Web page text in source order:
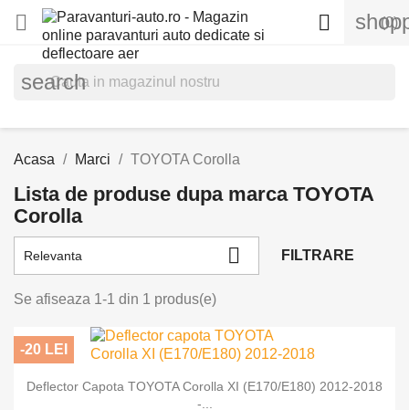
 (0)

search
Acasa Marci TOYOTA Corolla
Lista de produse dupa marca TOYOTA
Corolla
Relevanta  FILTRARE
Se afiseaza 1-1 din 1 produs(e)
Deflector Capota TOYOTA Corolla XI (E170/E180) 2012-2018
-...
-20 LEI